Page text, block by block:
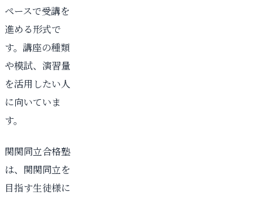
ペースで受講を
進める形式で
す。講座の種類
や模試、演習量
を活用したい人
に向いていま
す。
関関同立合格塾
は、関関同立を
目指す生徒様に